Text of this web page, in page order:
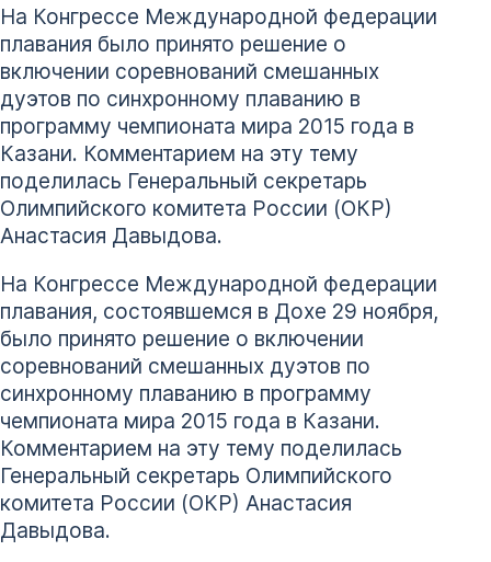
На Конгрессе Международной федерации
плавания было принято решение о
включении соревнований смешанных
дуэтов по синхронному плаванию в
программу чемпионата мира 2015 года в
Казани. Комментарием на эту тему
поделилась Генеральный секретарь
Олимпийского комитета России (ОКР)
Анастасия Давыдова.
На Конгрессе Международной федерации
плавания, состоявшемся в Дохе 29 ноября,
было принято решение о включении
соревнований смешанных дуэтов по
синхронному плаванию в программу
чемпионата мира 2015 года в Казани.
Комментарием на эту тему поделилась
Генеральный секретарь Олимпийского
комитета России (ОКР) Анастасия
Давыдова.